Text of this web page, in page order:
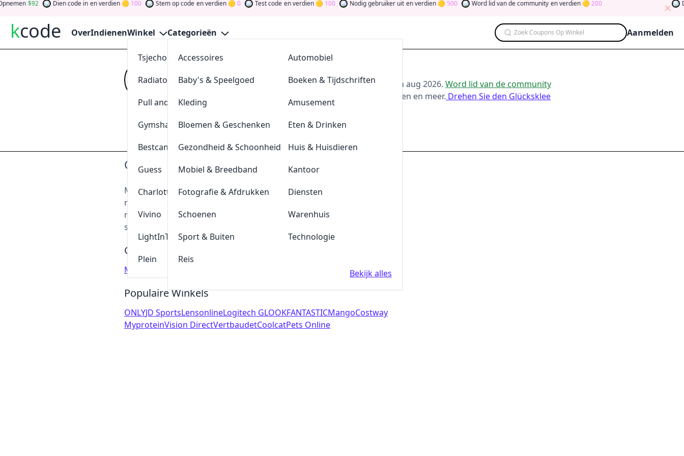
92 Dien code in en verdien 100 Stem op code en verdien 0 Test code en verdien 100 Nodig gebruiker uit en verdien 500 Word lid van de community en verdien 200
kcode OverIndienenWinkel
Tsjechoreizen
AllesvoorBBQ
Radiatorendiscounter
De Klompengigant
Pull and Bear
Lensonline
Gymshark
Quickjewels
Bestcanvas
BrewDog
Guess
Tefal
Charlotte Tilbury
Durex
Vivino
LightInThebox
Fun en Feest
Plein
Categorieën
Accessoires
Automobiel
Baby's & Speelgoed
Boeken & Tijdschriften
Kleding
Amusement
Bloemen & Geschenken
Eten & Drinken
Gezondheid & Schoonheid
Huis & Huisdieren
Mobiel & Breedband
Kantoor
Fotografie & Afdrukken
Diensten
Schoenen
Warenhuis
Sport & Buiten
Technologie
Reis
Bekijk alles
Zoek Coupons Op Winkel Aanmelden
Kijk opkcodevoor de beste Muurteksten.nl-aanbiedingen van aug 2026. Word lid van de community
en verdien tokens door bij te dragen via stemmen, testen, delen en meer. Drehen Sie den Glücksklee
und gewinnen Sie Geld
Indienen muurteksten.nl
Over Muurteksten.nl
Muurteksten.nl is de enige online shop in Nederland die prachtige
muurstickers met dieren, junglebomen en bloemen aanbiedt. Onze
muurstickers zijn perfect voor de kinderkamer, kinderkamer,
slaapkamer of keuken.
Gerelateerde Winkels
Muurmode
Populaire Winkels
ONLYJD SportsLensonlineLogitech GLOOKFANTASTICMangoCostway
MyproteinVision DirectVertbaudetCoolcatPets Online